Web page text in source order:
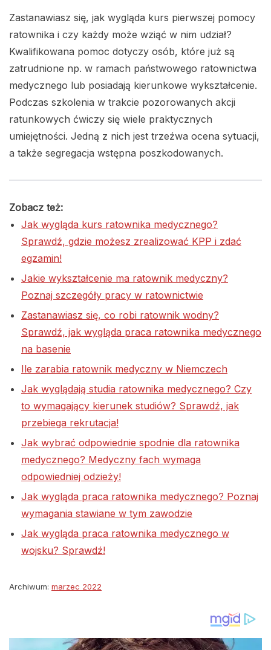
Zastanawiasz się, jak wygląda kurs pierwszej pomocy
ratownika i czy każdy może wziąć w nim udział?
Kwalifikowana pomoc dotyczy osób, które już są
zatrudnione np. w ramach państwowego ratownictwa
medycznego lub posiadają kierunkowe wykształcenie.
Podczas szkolenia w trakcie pozorowanych akcji
ratunkowych ćwiczy się wiele praktycznych
umiejętności. Jedną z nich jest trzeźwa ocena sytuacji,
a także segregacja wstępna poszkodowanych.
Zobacz też:
Jak wygląda kurs ratownika medycznego?
Sprawdź, gdzie możesz zrealizować KPP i zdać
egzamin!
Jakie wykształcenie ma ratownik medyczny?
Poznaj szczegóły pracy w ratownictwie
Zastanawiasz się, co robi ratownik wodny?
Sprawdź, jak wygląda praca ratownika medycznego
na basenie
Ile zarabia ratownik medyczny w Niemczech
Jak wyglądają studia ratownika medycznego? Czy
to wymagający kierunek studiów? Sprawdź, jak
przebiega rekrutacja!
Jak wybrać odpowiednie spodnie dla ratownika
medycznego? Medyczny fach wymaga
odpowiedniej odzieży!
Jak wygląda praca ratownika medycznego? Poznaj
wymagania stawiane w tym zawodzie
Jak wygląda praca ratownika medycznego w
wojsku? Sprawdź!
Archiwum: marzec 2022